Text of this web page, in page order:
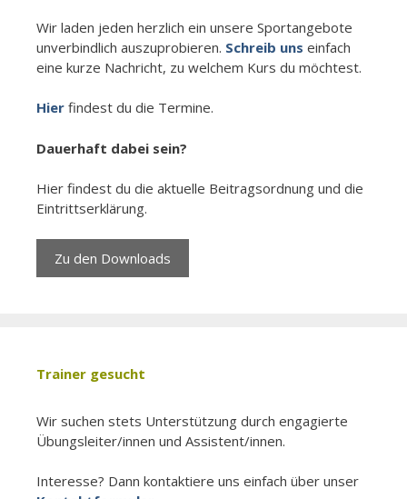
Wir laden jeden herzlich ein unsere Sport­angebote
un­ver­bindlich aus­zuprobieren. Schreib uns einfach
eine kurze Nachricht, zu welchem Kurs du möchtest.
Hier findest du die Termine.
Dauerhaft dabei sein?
Hier findest du die aktuelle Beitragsordnung und die
Eintrittserklärung.
Zu den Downloads
Trainer gesucht
Wir suchen stets Unter­stützung durch engagierte
Übungsleiter/­innen und Assistent/­innen.
Interesse? Dann kontaktiere uns einfach über unser